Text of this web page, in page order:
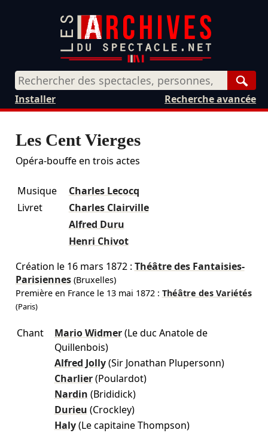
Recherche avancée
Installer
Les Cent Vierges
Opéra-bouffe en trois actes
Musique
Charles Lecocq
Livret
Charles Clairville
Alfred Duru
Henri Chivot
Création le 16 mars 1872: Théâtre des Fantaisies-
Parisiennes(Bruxelles)
Première en France le 13 mai 1872 : Théâtre des Variétés
(Paris)
Chant Mario Widmer (Le duc Anatole de
Quillenbois)
Alfred Jolly (Sir Jonathan Plupersonn)
Charlier (Poulardot)
Nardin (Brididick)
Durieu (Crockley)
Haly (Le capitaine Thompson)